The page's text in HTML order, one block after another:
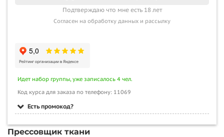
Подтверждаю что мне есть 18 лет
Согласен на обработку данных и рассылку
Идет набор группы, уже записалось 4 чел.
Код курса для заказа по телефону: 11069
Есть промокод?
Прессовщик ткани